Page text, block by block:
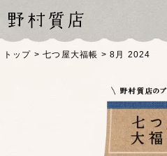
トップ >七つ屋大福帳 >8月 2024